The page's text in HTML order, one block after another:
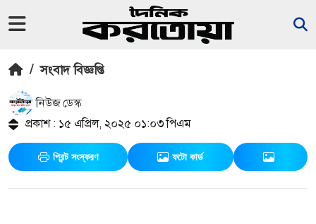
/ সংবাদ বিজ্ঞপ্তি
নিউজ ডেস্ক
প্রকাশ : ১৫ এপ্রিল, ২০২৫ ০১:০৩ পিএম
প্রিন্ট সংস্করণ ফটো কার্ড